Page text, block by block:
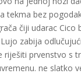
tekma bez
čiji udarac
zabija
prvenstvo s
ne slatko